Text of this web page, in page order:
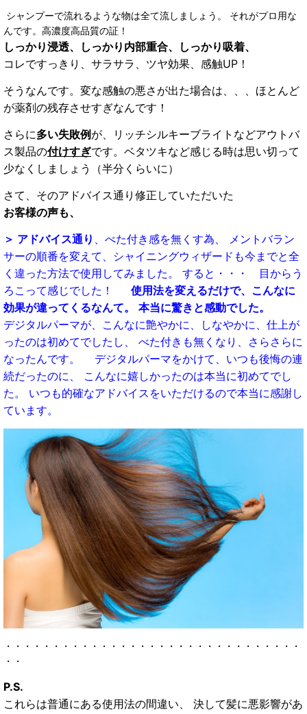
シャンプーで流れるような物は全て流しましょう。 それがプロ用な
んです。高濃度高品質の証！
しっかり浸透、しっかり内部重合、しっかり吸着、
コレですっきり、サラサラ、ツヤ効果、感触UP！
そうなんです。変な感触の悪さが出た場合は、、、ほとんど
が薬剤の残存させすぎなんです！
さらに多い失敗例が、リッチシルキーブライトなどアウトバ
ス製品の付けすぎです。ベタツキなど感じる時は思い切って
少なくしましょう（半分くらいに）
さて、そのアドバイス通り修正していただいた
お客様の声も、
＞ アドバイス通り 、べた付き感を無くす為、 メントバラン
サーの順番を変えて、シャイニングウィザードも今までと全
く違った方法で使用してみました。 すると・・・ 目からう
ろこって感じでした！ 使用法を変えるだけで、こんなに
効果が違ってくるなんて。
本当に驚きと感動でした。
デジタルパーマが、こんなに艶やかに、しなやかに、仕上が
ったのは初めてでしたし、 べた付きも無くなり、さらさらに
なったんです。 デジタルパーマをかけて、いつも後悔の連
続だったのに、 こんなに嬉しかったのは本当に初めてでし
た。 いつも的確なアドバイスをいただけるので本当に感謝し
ています。
・・・・・・・・・・・・・・・・・・・・・・・・・・・・・・・
・・
P.S.
これらは普通にある使用法の間違い、 決して髪に悪影響があ